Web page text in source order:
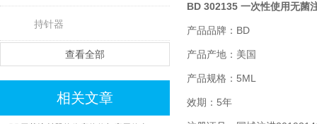
持针器
查看全部
相关文章
BD 302135 一次性使用无菌
产品品牌：BD
产品产地：美国
产品规格：5ML
效期：5年